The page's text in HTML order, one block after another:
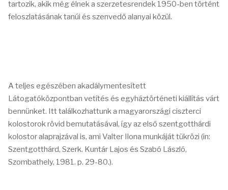
tartozik, akik még élnek a szerzetesrendek 1950-ben történt
feloszlatásának tanúi és szenvedő alanyai közül.
A teljes egészében akadálymentesített
Látogatóközpontban vetítés és egyháztörténeti kiállítás várt
bennünket. Itt találkozhattunk a magyarországi ciszterci
kolostorok rövid bemutatásával, így az első szentgotthárdi
kolostor alaprajzával is, ami Valter Ilona munkáját tükrözi (in:
Szentgotthárd, Szerk. Kuntár Lajos és Szabó László,
Szombathely, 1981. p. 29-80.).